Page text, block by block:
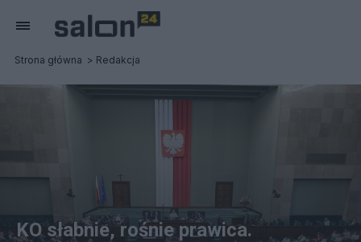
Strona główna Redakcja
KO słabnie, rośnie prawica.